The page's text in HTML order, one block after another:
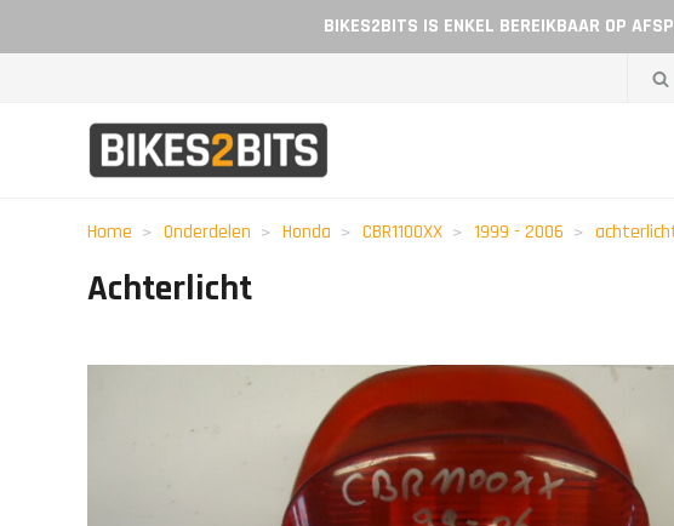
BIKES2BITS IS ENKEL BEREIKBAAR OP
Home Onderdelen Honda CBR1100XX 1999 - 2006
Achterlicht